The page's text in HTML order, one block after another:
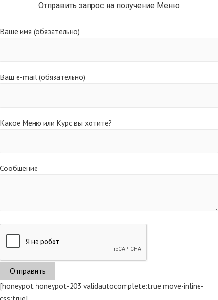
Отправить запрос на получение Меню
Ваше имя (обязательно)
Ваш e-mail (обязательно)
Какое Меню или Курс вы хотите?
Сообщение
[honeypot honeypot-203 validautocomplete:true move-inline-